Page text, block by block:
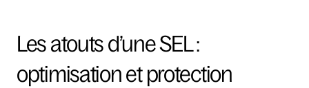
Les atouts d’une SEL :
optimisation et protection